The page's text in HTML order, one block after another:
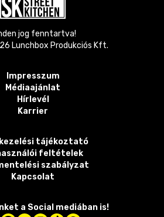
jog fenntartva!
Lunchbox Produkciós Kft.
Impresszum
Médiaajánlat
Hírlevél
Karrier
tájékoztató
feltételek
szabályzat
Kapcsolat
a Social mediában is!